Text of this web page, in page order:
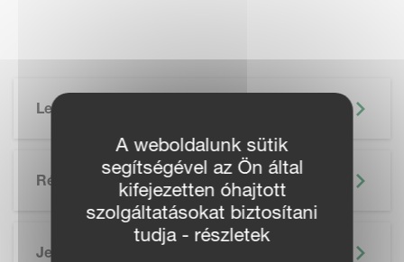
Leírás
Részletek
Jellemzők
A weboldalunk sütik
segítségével az Ön által
kifejezetten óhajtott
szolgáltatásokat biztosítani
tudja - részletek